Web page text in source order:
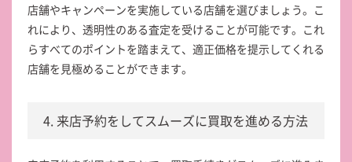
店舗やキャンペーンを実施している店舗を選びましょう。こ
れにより、透明性のある査定を受けることが可能です。これ
らすべてのポイントを踏まえて、適正価格を提示してくれる
店舗を見極めることができます。
4. 来店予約をしてスムーズに買取を進める方法